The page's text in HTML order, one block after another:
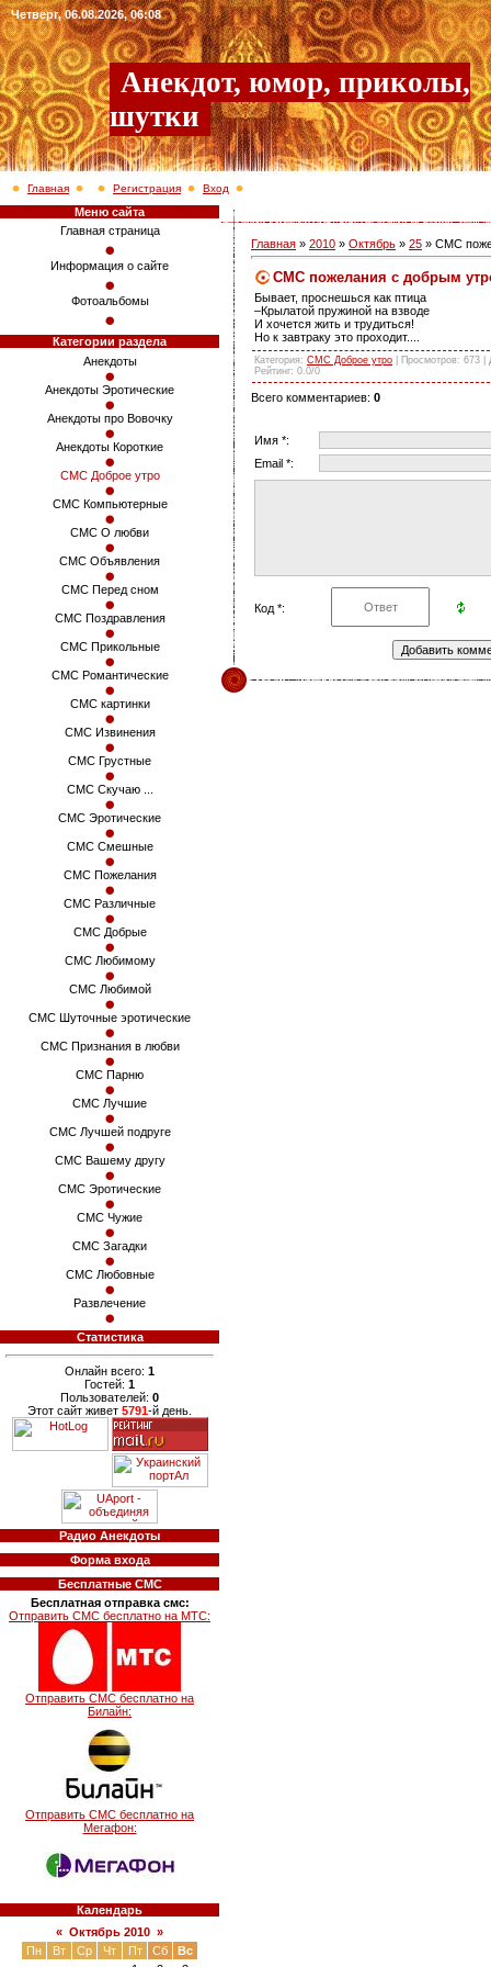
Четверг, 06.08.2026, 06:08
Анекдот, юмор, приколы,
шутки
Главная Регистрация Вход
Меню сайта
Главная страница
Информация о сайте
Фотоальбомы
Категории раздела
Анекдоты
Анекдоты Эротические
Анекдоты про Вовочку
Анекдоты Короткие
СМС Доброе утро
СМС Компьютерные
СМС О любви
СМС Объявления
СМС Перед сном
СМС Поздравления
СМС Прикольные
СМС Романтические
СМС картинки
СМС Извинения
СМС Грустные
СМС Скучаю ...
СМС Эротические
СМС Смешные
СМС Пожелания
СМС Различные
СМС Добрые
СМС Любимому
СМС Любимой
СМС Шуточные эротические
СМС Признания в любви
СМС Парню
СМС Лучшие
СМС Лучшей подруге
СМС Вашему другу
СМС Эротические
СМС Чужие
СМС Загадки
СМС Любовные
Развлечение
Статистика
Онлайн всего: 1
Гостей: 1
Пользователей: 0
Этот сайт живет 5791-й день.
Радио Анекдоты
Форма входа
Бесплатные СМС
Бесплатная отправка смс:
Отправить СМС бесплатно на МТС:
Отправить СМС бесплатно на
Билайн:
Отправить СМС бесплатно на
Мегафон:
Календарь
« Октябрь 2010 »
Пн
Вт Ср Чт Пт Сб
Вс
Главная » 2010 » Октябрь » 25 » СМС
СМС пожелания с добрым
Бывает, проснешься как птица
–Крылатой пружиной на взводе
И хочется жить и трудиться!
Но к завтраку это проходит....
Категория: СМС Доброе утро Просмотров: 673 |
Рейтинг: 0.0/0
Всего комментариев: 0
Имя *:
Email *:
Код *: